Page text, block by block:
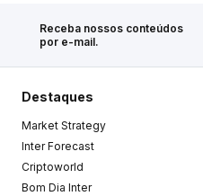
Receba nossos conteúdos
por e-mail.
Destaques
Market Strategy
Inter Forecast
Criptoworld
Bom Dia Inter